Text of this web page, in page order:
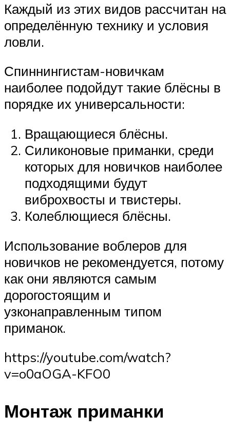
Каждый из этих видов рассчитан на
определённую технику и условия
ловли.
Спиннингистам-новичкам
наиболее подойдут такие блёсны в
порядке их универсальности:
Вращающиеся блёсны.
Силиконовые приманки, среди
которых для новичков наиболее
подходящими будут
виброхвосты и твистеры.
Колеблющиеся блёсны.
Использование воблеров для
новичков не рекомендуется, потому
как они являются самым
дорогостоящим и
узконаправленным типом
приманок.
https://youtube.com/watch?
v=o0aOGA-KFO0
Монтаж приманки